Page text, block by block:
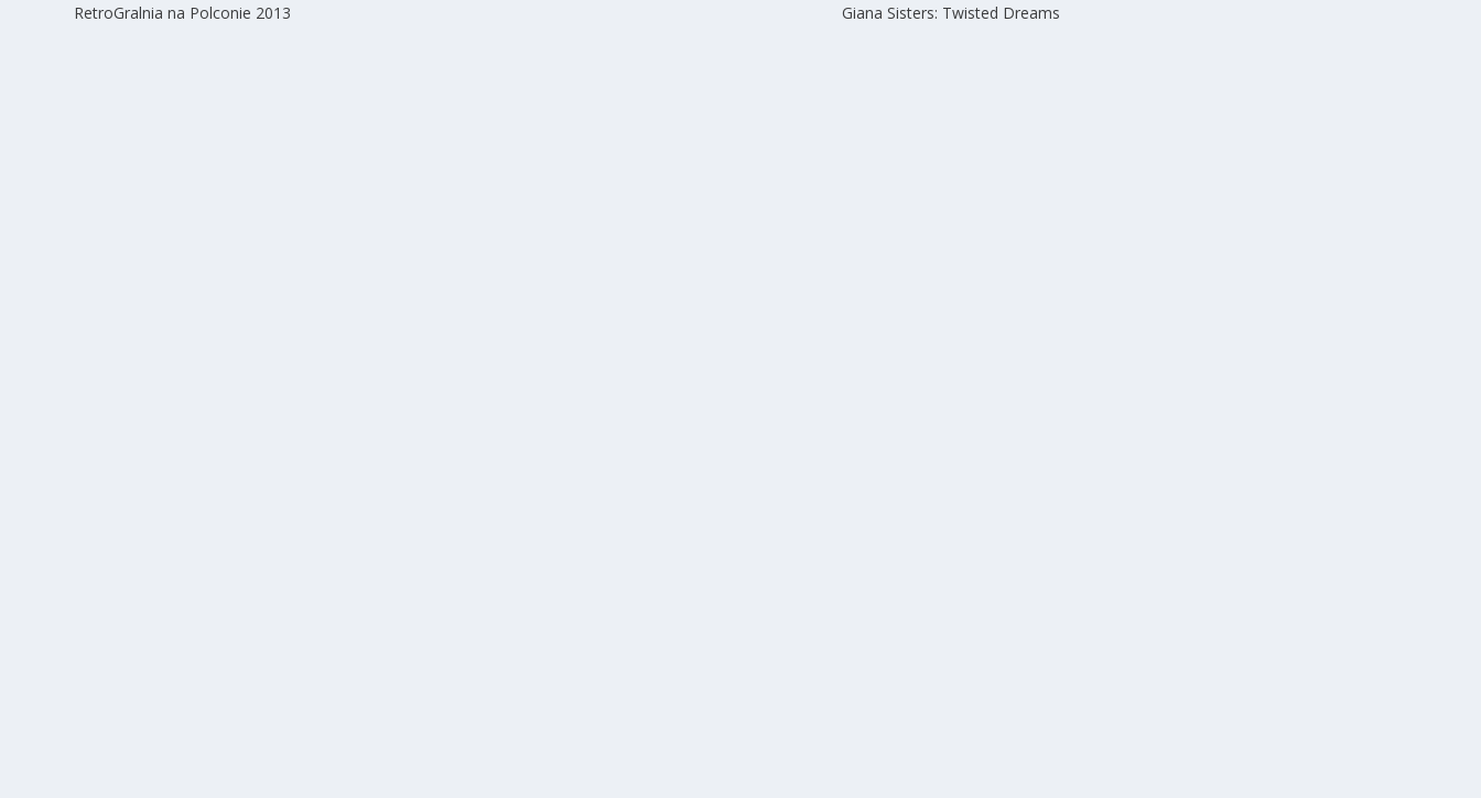
RetroGralnia na Polconie 2013 Giana Sisters: Twisted Dreams